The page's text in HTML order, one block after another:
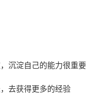
沉淀自己的能力很重要
去获得更多的经验